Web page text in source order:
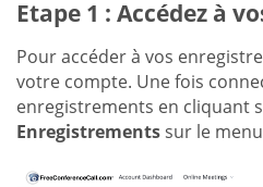
Etape 1 : Accédez à
Pour accéder à vos
votre compte. Une fois
enregistrements en cliquant
Enregistrementssur le